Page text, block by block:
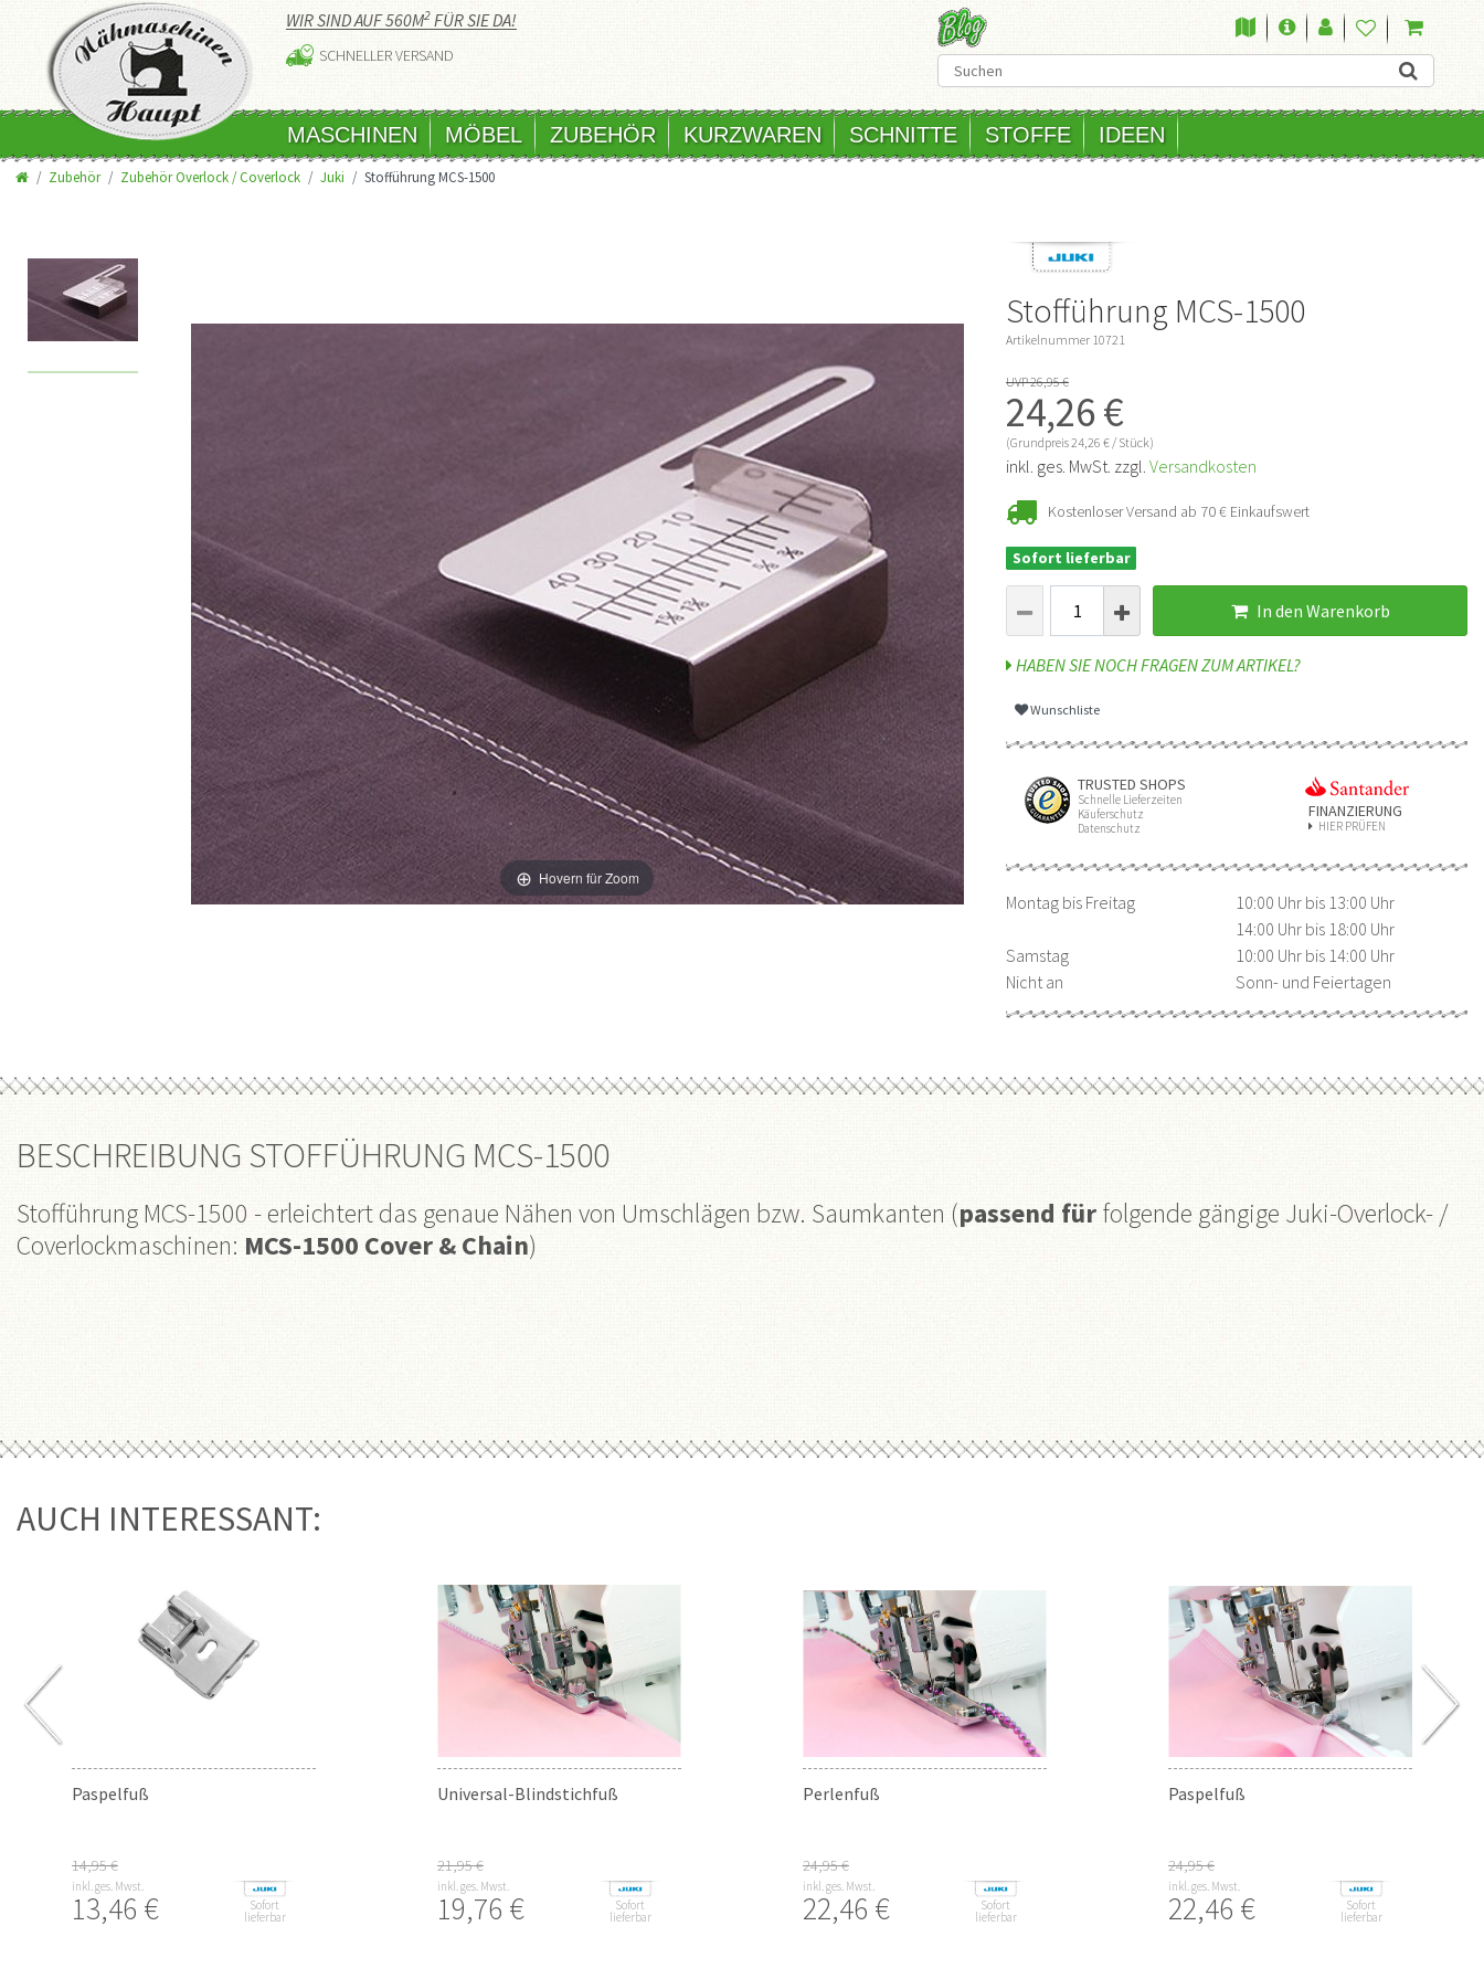
WIR SIND AUF 560M2 FÜR SIE DA!
SCHNELLER VERSAND
MASCHINEN MÖBEL ZUBEHÖR KURZWAREN SCHNITTE STOFFE IDEEN
Zubehör Zubehör Overlock / Coverlock Juki Stofführung MCS-1500
Hovern für Zoom
Stofführung MCS-1500
Artikelnummer 10721
UVP 26,95 €
24,26 €
(Grundpreis24,26 € / Stück)
inkl. ges. MwSt. zzgl. Versandkosten
Kostenloser Versand ab 70 € Einkaufswert
Sofort lieferbar
In den Warenkorb
HABEN SIE NOCH FRAGEN ZUM ARTIKEL?
Wunschliste
TRUSTED SHOPS
Schnelle Lieferzeiten
Käuferschutz
Datenschutz
FINANZIERUNG
HIER PRÜFEN
Montag bis Freitag
10:00 Uhr bis 13:00 Uhr
14:00 Uhr bis 18:00 Uhr
Samstag
10:00 Uhr bis 14:00 Uhr
Nicht an
Sonn- und Feiertagen
BESCHREIBUNG STOFFÜHRUNG MCS-1500
Stofführung MCS-1500 - erleichtert das genaue Nähen von Umschlägen bzw. Saumkanten (passend fürfolgende gängige Juki-Overlock- /
Coverlockmaschinen: MCS-1500 Cover & Chain)
AUCH INTERESSANT:
Paspelfuß
14,95 €
inkl. ges. Mwst.
13,46 € Sofort
lieferbar
Universal-Blindstichfuß
21,95 €
inkl. ges. Mwst.
19,76 € Sofort
lieferbar
Perlenfuß
24,95 €
inkl. ges. Mwst.
22,46 € Sofort
lieferbar
Paspelfuß
24,95 €
inkl. ges. Mwst.
22,46 € Sofort
lieferbar